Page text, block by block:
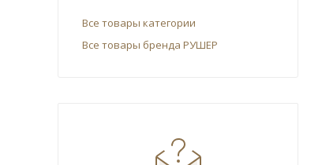
Все товары категории
Все товары бренда РУШЕР